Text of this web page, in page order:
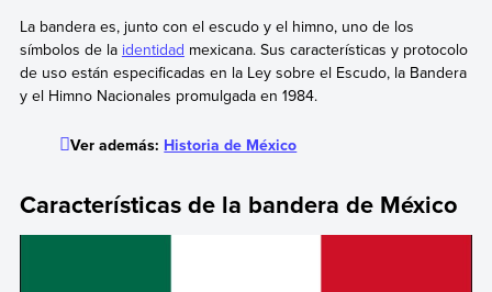
La bandera es, junto con el escudo y el himno, uno de los
símbolos de la identidad mexicana. Sus características y protocolo
de uso están especificadas en la Ley sobre el Escudo, la Bandera
y el Himno Nacionales promulgada en 1984.
Ver además: Historia de México
Características de la bandera de México